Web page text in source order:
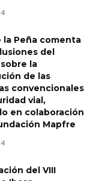
la Peña comenta
del
la
de las
convencionales
vial,
en colaboración
Mapfre
del VIII